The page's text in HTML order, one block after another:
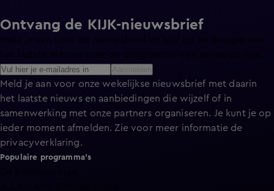
Ontvang de KIJK-nieuwsbrief
Meld je aan voor onze wekelijkse nieuwsbrief met daarin
het laatste nieuws en aanbiedingen die wijzelf of in
samenwerking met onze partners organiseren. Je kunt je op
ieder moment afmelden. Zie voor meer informatie de
privacyverklaring.
Populaire programma's